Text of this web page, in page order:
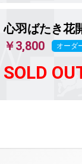
心羽ばたき
￥3,800
オーダ
SOLD